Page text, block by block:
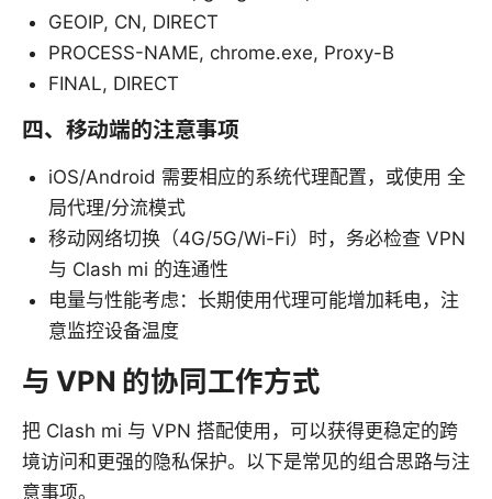
GEOIP, CN, DIRECT
PROCESS-NAME, chrome.exe, Proxy-B
FINAL, DIRECT
四、移动端的注意事项
iOS/Android 需要相应的系统代理配置，或使用 全
局代理/分流模式
移动网络切换（4G/5G/Wi-Fi）时，务必检查 VPN
与 Clash mi 的连通性
电量与性能考虑：长期使用代理可能增加耗电，注
意监控设备温度
与 VPN 的协同工作方式
把 Clash mi 与 VPN 搭配使用，可以获得更稳定的跨
境访问和更强的隐私保护。以下是常见的组合思路与注
意事项。